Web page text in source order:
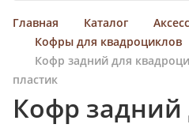
Главная Каталог
Кофры для квадроциклов
Кофр задний для
пластик
Кофр задний